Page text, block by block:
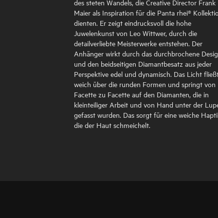
des steten Wandels, die Creative Director Frank
Maier als Inspiration für die Panta rhei®
dienten. Er zeigt eindrucksvoll die hohe
Juwelenkunst von Leo Wittwer, durch die
detailverliebte Meisterwerke entstehen. Der
Anhänger wirkt durch das durchbrochene
und den beidseitigen Diamantbesatz aus jeder
Perspektive edel und dynamisch. Das Licht
weich über die runden Formen und springt von
Facette zu Facette auf den Diamanten, die in
kleinteiliger Arbeit und von Hand unter der
gefasst wurden. Das sorgt für eine weiche
die der Haut schmeichelt.